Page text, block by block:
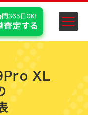
取 埼玉・
XL